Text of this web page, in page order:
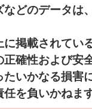
どのデータは
掲載されてい
正確性および安
いかなる損害
を負いかねます